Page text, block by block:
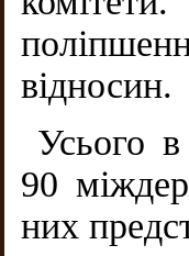
відносин.
Усього
90
них